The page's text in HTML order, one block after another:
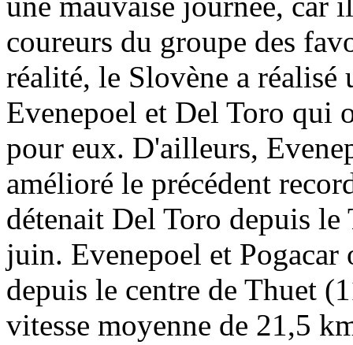
coureurs du groupe des
réalité, le Slovène a réalisé
Evenepoel et Del Toro qui
pour eux. D'ailleurs,
amélioré le précédent
détenait Del Toro depuis
juin. Evenepoel et
depuis le centre de Thuet
vitesse moyenne de 21,5